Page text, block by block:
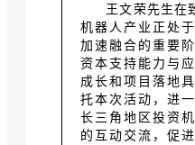
王文荣先生在
机器人产业正处
加速融合的重要
资本支持能力与
成长和项目落地
托本次活动，进
长三角地区投资
的互动交流，促